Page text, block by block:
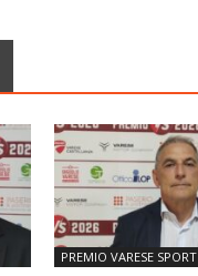
PREMIO VARESE SPORT